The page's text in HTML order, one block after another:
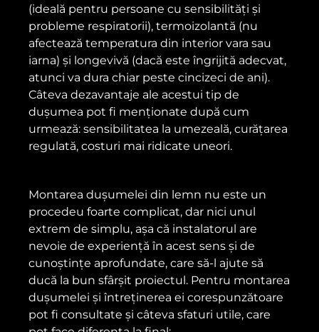
(ideală pentru persoane cu sensibilități și
probleme respiratorii), termoizolantă (nu
afectează temperatura din interior vara sau
iarna) și longevivă (dacă este îngrijită adecvat,
atunci va dura chiar peste cincizeci de ani).
Câteva dezavantaje ale acestui tip de
dușumea pot fi menționate după cum
urmează: sensibilitatea la umezeală, curățarea
regulată, costuri mai ridicate uneori.
Montarea dușumelei din lemn nu este un
procedeu foarte complicat, dar nici unul
extrem de simplu, așa că instalatorul are
nevoie de experiență în acest sens și de
cunoștințe aprofundate, care să-l ajute să
ducă la bun sfârșit proiectul. Pentru montarea
dușumelei și întreținerea ei corespunzătoare
pot fi consultate și câteva sfaturi utile, care